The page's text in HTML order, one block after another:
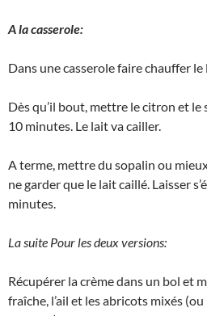
A la casserole:
Dans une casserole faire chauffer le
Dès qu’il bout, mettre le citron et
10 minutes. Le lait va cailler.
A terme, mettre du sopalin ou
ne garder que le lait caillé. Laisser
minutes.
La suite Pour les deux versions:
Récupérer la crème dans un bol et
fraîche, l’ail et les abricots mixés (ou